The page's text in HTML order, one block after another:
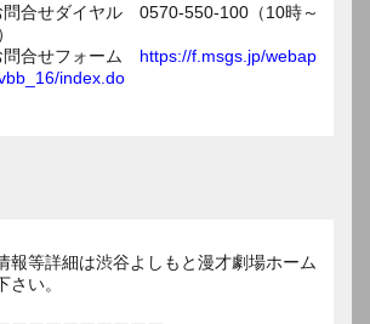
問合せダイヤル 0570-550-100（10時～
問合せフォーム https://f.msgs.jp/webap
index.do
報等詳細は渋谷よしもと漫才劇場ホーム
い。